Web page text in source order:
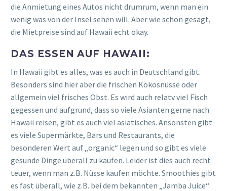
die Anmietung eines Autos nicht drumrum, wenn man ein
wenig was von der Insel sehen will. Aber wie schon gesagt,
die Mietpreise sind auf Hawaii echt okay.
DAS ESSEN AUF HAWAII:
In Hawaii gibt es alles, was es auch in Deutschland gibt.
Besonders sind hier aber die frischen Kokosnüsse oder
allgemein viel frisches Obst. Es wird auch relatv viel Fisch
gegessen und aufgrund, dass so viele Asianten gerne nach
Hawaii reisen, gibt es auch viel asiatisches. Ansonsten gibt
es viele Supermärkte, Bars und Restaurants, die
besonderen Wert auf „organic“ legen und so gibt es viele
gesunde Dinge überall zu kaufen. Leider ist dies auch recht
teuer, wenn man z.B. Nüsse kaufen möchte. Smoothies gibt
es fast überall, wie z.B. bei dem bekannten „Jamba Juice“: